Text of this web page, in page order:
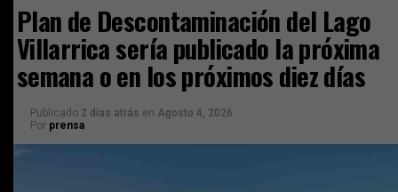
Plan de Descontaminación del Lago
Villarrica sería publicado la próxima
semana o en los próximos diez días
Publicado 2 días atrás en Agosto 4, 2026
Por prensa